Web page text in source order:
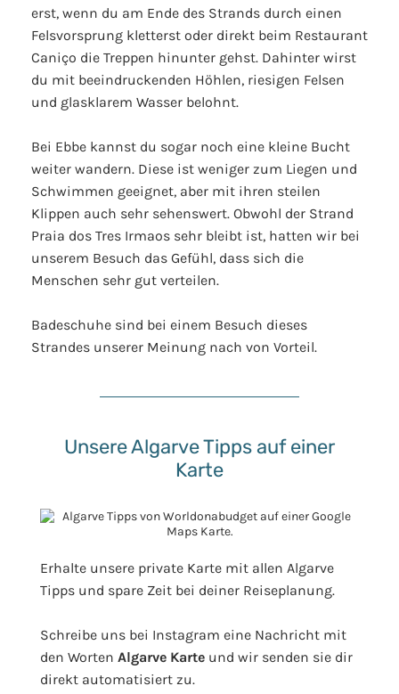
erst, wenn du am Ende des Strands durch einen
Felsvorsprung kletterst oder direkt beim Restaurant
Caniço die Treppen hinunter gehst. Dahinter wirst
du mit beeindruckenden Höhlen, riesigen Felsen
und glasklarem Wasser belohnt.
Bei Ebbe kannst du sogar noch eine kleine Bucht
weiter wandern. Diese ist weniger zum Liegen und
Schwimmen geeignet, aber mit ihren steilen
Klippen auch sehr sehenswert. Obwohl der Strand
Praia dos Tres Irmaos sehr bleibt ist, hatten wir bei
unserem Besuch das Gefühl, dass sich die
Menschen sehr gut verteilen.
Badeschuhe sind bei einem Besuch dieses
Strandes unserer Meinung nach von Vorteil.
Unsere Algarve Tipps auf einer
Karte
Erhalte unsere private Karte mit allen Algarve
Tipps und spare Zeit bei deiner Reiseplanung.
Schreibe uns bei Instagram eine Nachricht mit
den Worten Algarve Karte und wir senden sie dir
direkt automatisiert zu.